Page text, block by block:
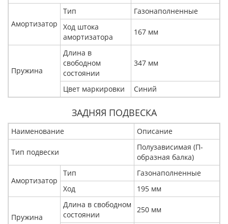
Амортизатор
Тип
Газонаполненные
Ход штока
амортизатора
167 мм
Пружина
Длина в
свободном
состоянии
347 мм
Цвет маркировки Синий
ЗАДНЯЯ ПОДВЕСКА
Наименование Описание
Тип подвески
Полузависимая (П-
образная балка)
Амортизатор
Тип
Газонаполненные
Ход
195 мм
Пружина
Длина в свободном
состоянии
250 мм